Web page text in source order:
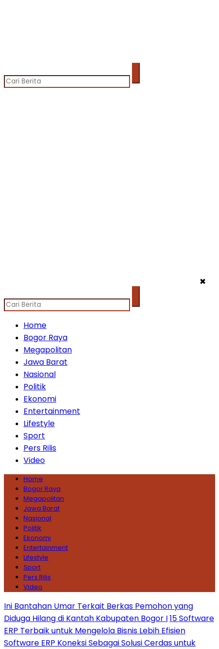
✖
Home
Bogor Raya
Megapolitan
Jawa Barat
Nasional
Politik
Ekonomi
Entertainment
Lifestyle
Sport
Pers Rilis
Video
Home
Bogor Raya
Megapolitan
Jawa Barat
Nasional
Politik
Ekonomi
Entertainment
Lifestyle
Sport
Pers Rilis
Video
Ini Bantahan Umar Terkait Berkas Pemohon yang
Diduga Hilang di Kantah Kabupaten Bogor I15 Software
ERP Terbaik untuk Mengelola Bisnis Lebih Efisien
Software ERP Koneksi Sebagai Solusi Cerdas untuk